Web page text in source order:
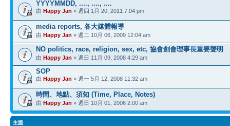
YYYYMMDD, ...., ...., ....
由 Happy Jan » 週四 1月 20, 2011 7:04 pm
media reports, 各大媒體報導
由 Happy Jan » 週二 10月 06, 2009 12:04 am
NO politics, race, religion, sex, etc, 協會創會理事長重要聲明
由 Happy Jan » 週日 11月 09, 2008 4:29 am
SOP
由 Happy Jan » 週一 5月 12, 2008 11:32 am
時間、地點、須知 (Time, Place, Notes)
由 Happy Jan » 週日 10月 01, 2006 2:00 am
主題